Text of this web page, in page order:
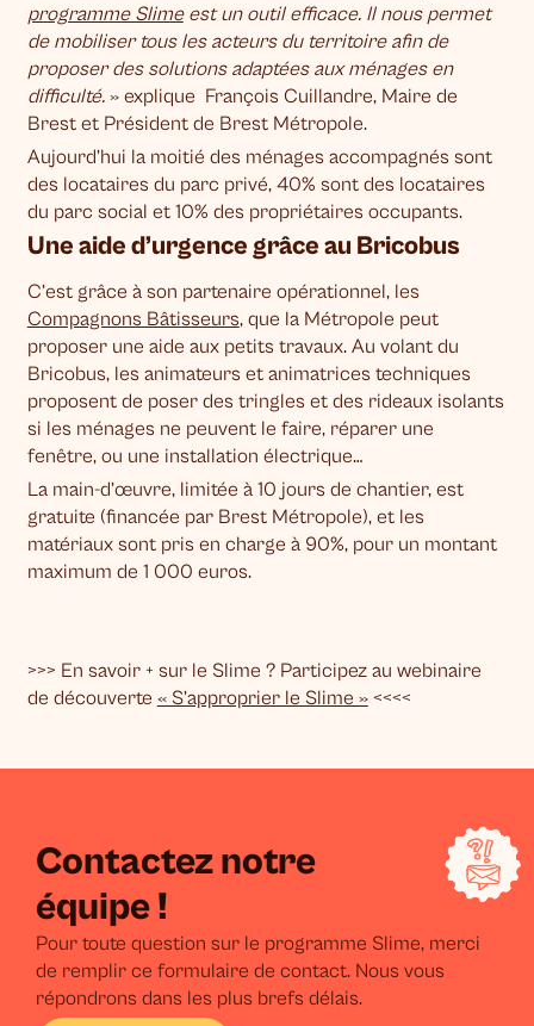
programme Slimeest un outil efficace. Il nous permet
de mobiliser tous les acteurs du territoire afin de
proposer des solutions adaptées aux ménages en
difficulté.» explique François Cuillandre, Maire de
Brest et Président de Brest Métropole.
Aujourd’hui la moitié des ménages accompagnés sont
des locataires du parc privé, 40% sont des locataires
du parc social et 10% des propriétaires occupants.
Une aide d’urgence grâce au Bricobus
C’est grâce à son partenaire opérationnel, les
Compagnons Bâtisseurs, que la Métropole peut
proposer une aide aux petits travaux. Au volant du
Bricobus, les animateurs et animatrices techniques
proposent de poser des tringles et des rideaux isolants
si les ménages ne peuvent le faire, réparer une
fenêtre, ou une installation électrique…
La main-d’œuvre, limitée à 10 jours de chantier, est
gratuite (financée par Brest Métropole), et les
matériaux sont pris en charge à 90%, pour un montant
maximum de 1 000 euros.
>>> En savoir + sur le Slime ? Participez au webinaire
de découverte « S’approprier le Slime »<<<<
Contactez notre
équipe !
Pour toute question sur le programme Slime, merci
de remplir ce formulaire de contact. Nous vous
répondrons dans les plus brefs délais.